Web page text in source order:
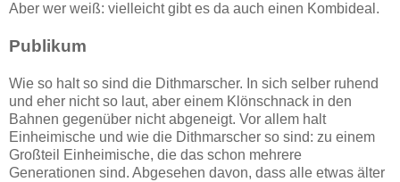
Aber wer weiß: vielleicht gibt es da auch einen Kombideal.
Publikum
Wie so halt so sind die Dithmarscher. In sich selber ruhend
und eher nicht so laut, aber einem Klönschnack in den
Bahnen gegenüber nicht abgeneigt. Vor allem halt
Einheimische und wie die Dithmarscher so sind: zu einem
Großteil Einheimische, die das schon mehrere
Generationen sind. Abgesehen davon, dass alle etwas älter